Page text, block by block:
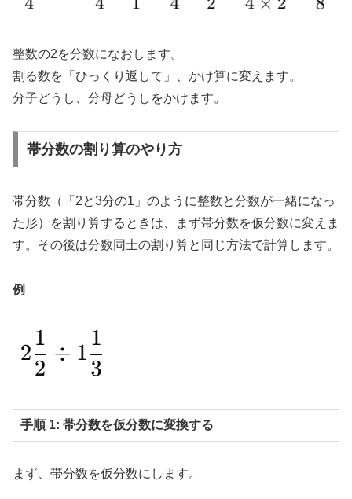
整数の2を分数になおします。
割る数を「ひっくり返して」、かけ算に変えます。
分子どうし、分母どうしをかけます。
帯分数の割り算のやり方
帯分数（「2と3分の1」のように整数と分数が一緒になっ
た形）を割り算するときは、まず帯分数を仮分数に変えま
す。その後は分数同士の割り算と同じ方法で計算します。
例
手順 1: 帯分数を仮分数に変換する
まず、帯分数を仮分数にします。